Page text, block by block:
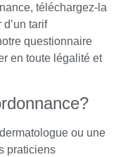
téléchargez-la
tarif
questionnaire
en toute légalité et
ou une
praticiens